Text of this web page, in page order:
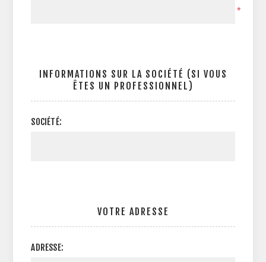
*
INFORMATIONS SUR LA SOCIÉTÉ (SI VOUS
ÊTES UN PROFESSIONNEL)
SOCIÉTÉ:
VOTRE ADRESSE
ADRESSE: